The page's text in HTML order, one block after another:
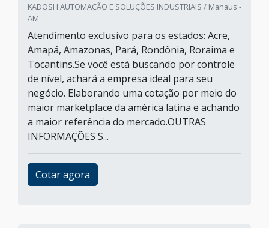
KADOSH AUTOMAÇÃO E SOLUÇÕES INDUSTRIAIS / Manaus -
AM
Atendimento exclusivo para os estados: Acre,
Amapá, Amazonas, Pará, Rondônia, Roraima e
Tocantins.Se você está buscando por controle
de nível, achará a empresa ideal para seu
negócio. Elaborando uma cotação por meio do
maior marketplace da américa latina e achando
a maior referência do mercado.OUTRAS
INFORMAÇÕES S...
Cotar agora